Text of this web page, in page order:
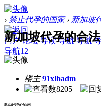
› 禁止代孕的国家 › 新加坡
门户 论坛 导读 导航 导航
导航12
新加坡代孕的合
楼主 91xlbadm
8205
新加坡代孕的合法性